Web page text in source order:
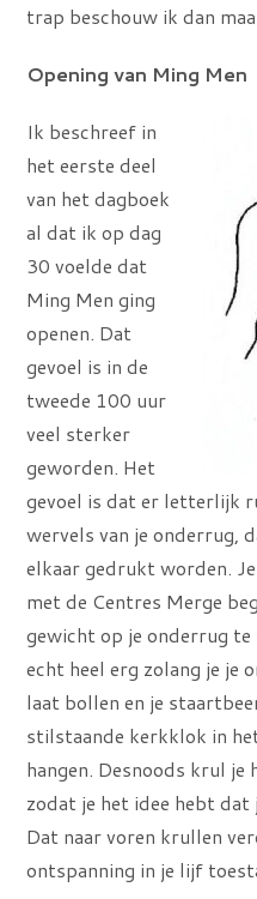
trap beschouw ik dan
Opening van Ming Men
Ik beschreef in
het eerste deel
van het dagboek
al dat ik op dag
30 voelde dat
Ming Men ging
openen. Dat
gevoel is in de
tweede 100 uur
veel sterker
geworden. Het
gevoel is dat er letterlijk
wervels van je onderrug,
elkaar gedrukt worden.
met de Centres Merge
gewicht op je onderrug
echt heel erg zolang je je
laat bollen en je
stilstaande kerkklok in
hangen. Desnoods krul je
zodat je het idee hebt
Dat naar voren krullen
ontspanning in je lijf